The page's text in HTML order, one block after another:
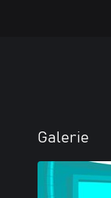
Galerie